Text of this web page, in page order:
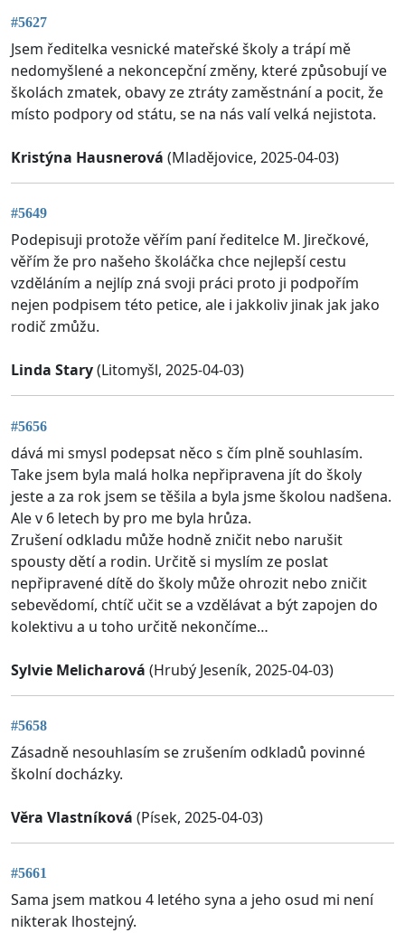
#5627
Jsem ředitelka vesnické mateřské školy a trápí mě
nedomyšlené a nekoncepční změny, které způsobují ve
školách zmatek, obavy ze ztráty zaměstnání a pocit, že
místo podpory od státu, se na nás valí velká nejistota.
Kristýna Hausnerová (Mladějovice, 2025-04-03)
#5649
Podepisuji protože věřím paní ředitelce M. Jirečkové,
věřím že pro našeho školáčka chce nejlepší cestu
vzděláním a nejlíp zná svoji práci proto ji podpořím
nejen podpisem této petice, ale i jakkoliv jinak jak jako
rodič zmůžu.
Linda Stary(Litomyšl, 2025-04-03)
#5656
dává mi smysl podepsat něco s čím plně souhlasím.
Take jsem byla malá holka nepřipravena jít do školy
jeste a za rok jsem se těšila a byla jsme školou nadšena.
Ale v 6 letech by pro me byla hrůza.
Zrušení odkladu může hodně zničit nebo narušit
spousty dětí a rodin. Určitě si myslím ze poslat
nepřipravené dítě do školy může ohrozit nebo zničit
sebevědomí, chtíč učit se a vzdělávat a být zapojen do
kolektivu a u toho určitě nekončíme…
Sylvie Melicharová (Hrubý Jeseník, 2025-04-03)
#5658
Zásadně nesouhlasím se zrušením odkladů povinné
školní docházky.
Věra Vlastníková (Písek, 2025-04-03)
#5661
Sama jsem matkou 4 letého syna a jeho osud mi není
nikterak lhostejný.